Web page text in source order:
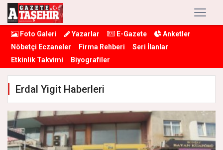
Foto Galeri Yazarlar E-Gazete
Anketler
Nöbetçi Eczaneler
Firma Rehberi
Seri İlanlar
Etkinlik Takvimi
Biyografiler
Erdal Yigit Haberleri